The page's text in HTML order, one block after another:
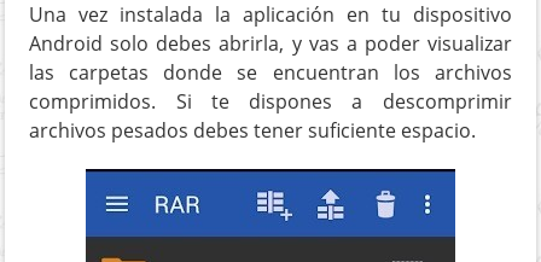
Una vez instalada la aplicación en tu dispositivo
Android solo debes abrirla, y vas a poder visualizar
las carpetas donde se encuentran los archivos
comprimidos. Si te dispones a descomprimir
archivos pesados debes tener suficiente espacio.